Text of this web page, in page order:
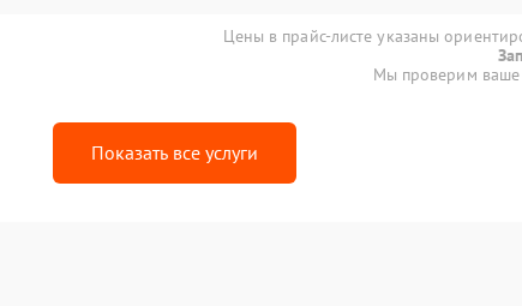
Цены в прайс-листе указаны
Мы проверим ваше
Показать все услуги